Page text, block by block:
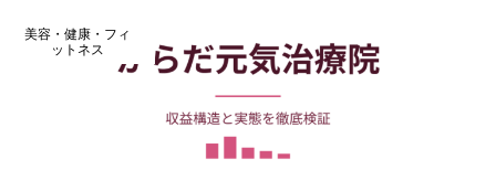
美容・健康・フィ
ットネス